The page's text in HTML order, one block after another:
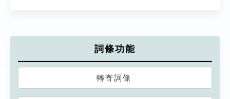
詞條功能
轉寄詞條